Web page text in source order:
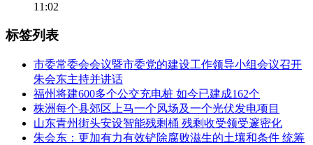
11:02
标签列表
市委常委会会议暨市委党的建设工作领导小组会议召开
朱会东主持并讲话
福州将建600多个公交充电桩 如今已建成162个
株洲每个县郊区上马一个风场及一个光伏发电项目
山东青州街头安设智能残剩桶 残剩收受领受邃密化
朱会东：更加有力有效铲除腐败滋生的土壤和条件 统筹